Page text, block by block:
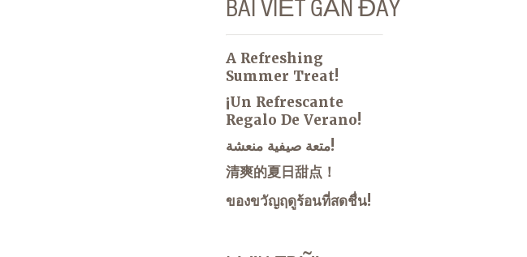
BÀI VIẾT GẦN ĐÂY
A Refreshing
Summer Treat!
¡Un Refrescante
Regalo De Verano!
متعة صيفية منعشة!
清爽的夏日甜点！
ของขวัญฤดูร้อนที่สดชื่น!